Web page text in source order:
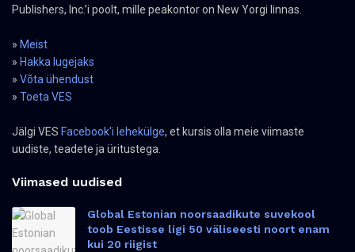
Publishers, Inc.’i poolt, mille peakontor on New Yorgi linnas.
» Meist
» Hakka lugejaks
» Võta ühendust
» Toeta VES
Jälgi VES Facebook'i lehekülge, et kursis olla meie viimaste
uudiste, teadete ja üritustega.
Viimased uudised
Global Estonian noorsaadikute suvekool
toob Eestisse ligi 50 väliseesti noort enam
kui 20 riigist